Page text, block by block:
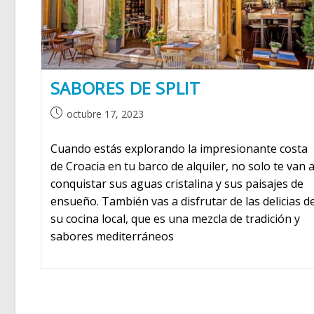
SABORES DE SPLIT
Publicación
la
octubre 17, 2023
Cuando estás explorando la impresionante costa
de Croacia en tu barco de alquiler, no solo te van a
conquistar sus aguas cristalina y sus paisajes de
ensueño. También vas a disfrutar de las delicias
su cocina local, que es una mezcla de tradición y
sabores mediterráneos